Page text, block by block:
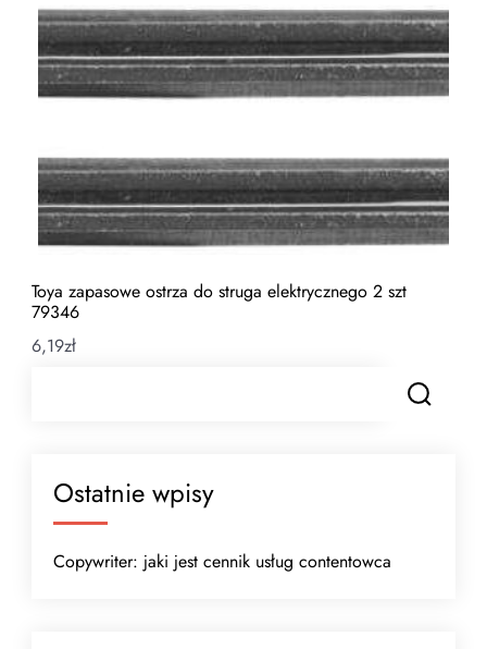
Toya zapasowe ostrza do struga elektrycznego 2 szt
79346
6,19zł
Ostatnie wpisy
Copywriter: jaki jest cennik usług contentowca